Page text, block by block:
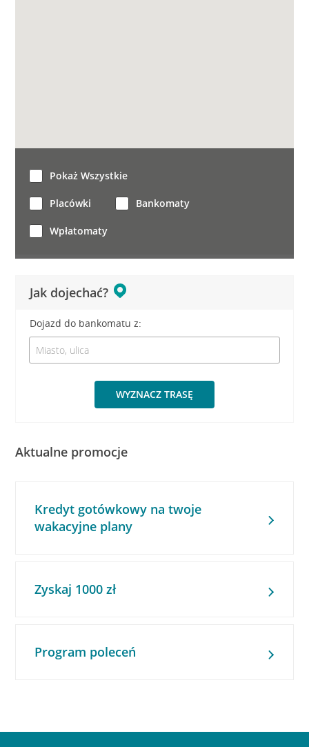
Jak dojechać?
Dojazd do bankomatu z:
WYZNACZ TRASĘ
Pokaż Wszystkie
Placówki Bankomaty
Wpłatomaty
Aktualne promocje
Kredyt gotówkowy na twoje
wakacyjne plany
Zyskaj 1000 zł
Program poleceń